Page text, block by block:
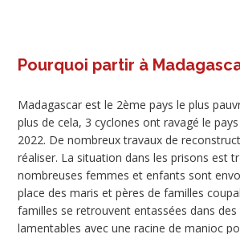
Pourquoi partir à
Madagascar est le 2ème pays le plus
plus de cela, 3 cyclones ont ravagé le
2022. De nombreux travaux de
réaliser. La situation dans les prisons est
nombreuses femmes et enfants sont
place des maris et pères de familles
familles se retrouvent entassées dans
lamentables avec une racine de manioc